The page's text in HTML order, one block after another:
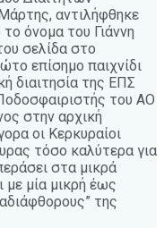
αντιλήφθηκε
όνομα του Γιάννη
σελίδα στο
επίσημο παιχνίδι
διαιτησία της ΕΠΣ
του ΑΟ
στην αρχική
οι Κερκυραίοι
τόσο καλύτερα για
στα μικρά
με μία μικρή έως
της